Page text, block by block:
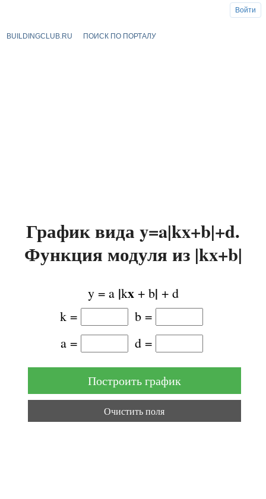
BUILDINGCLUB.RU ПОИСК ПО ПОРТАЛУ
График вида y=a|kx+b|+d.
Функция модуля из |kx+b|
y = a |kx+ b| + d
k =
b =
a =
d =
Построить график
Очистить поля
Войти